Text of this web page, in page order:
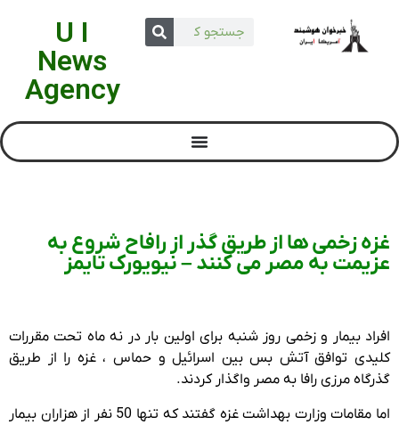
U I
News
Agency
غزه زخمی ها از طریق گذر از رافاح شروع به
عزیمت به مصر می کنند – نیویورک تایمز
افراد بیمار و زخمی روز شنبه برای اولین بار در نه ماه تحت مقررات
کلیدی توافق آتش بس بین اسرائیل و حماس ، غزه را از طریق
گذرگاه مرزی رافا به مصر واگذار کردند.
اما مقامات وزارت بهداشت غزه گفتند که تنها 50 نفر از هزاران بیمار